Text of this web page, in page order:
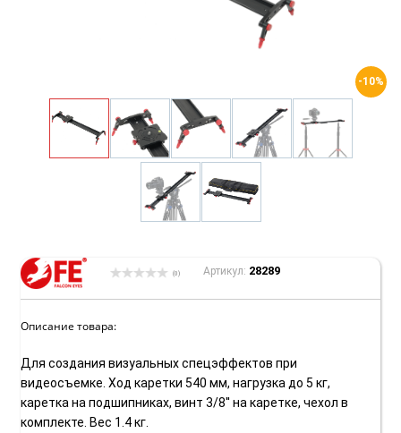
-10%
(0) Артикул: 28289
Описание товара:
Для создания визуальных спецэффектов при
видеосъемке. Ход каретки 540 мм, нагрузка до 5 кг,
каретка на подшипниках, винт 3/8'' на каретке, чехол в
комплекте. Вес 1.4 кг.